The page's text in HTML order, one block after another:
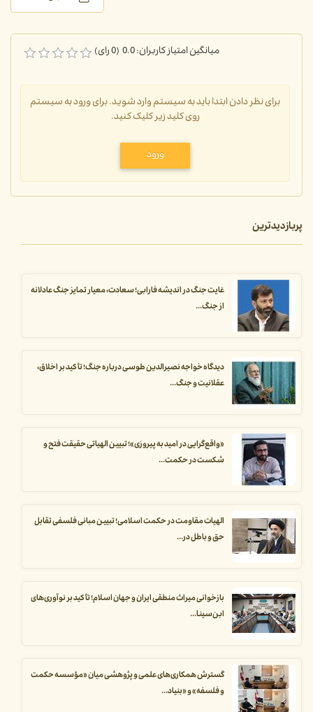
میانگین امتیاز کاربران: 0.0 (0 رای)
برای نظر دادن ابتدا باید به سیستم وارد شوید. برای ورود به سیستم
روی کلید زیر کلیک کنید.
ورود
پربازدیدترین
غایت جنگ در اندیشه فارابی؛ سعادت، معیار تمایز جنگ عادلانه
از جنگ...
دیدگاه خواجه نصیرالدین طوسی درباره جنگ؛ تأکید بر اخلاق،
عقلانیت و جنگ...
«واقع‌گرایی در امید به پیروزی»؛ تبیین الهیاتی حقیقت فتح و
شکست در حکمت...
الهیات مقاومت در حکمت اسلامی؛ تبیین مبانی فلسفی تقابل
حق و باطل در...
بازخوانی میراث منطقی ایران و جهان اسلام؛ تأکید بر نوآوری‌های
ابن‌سینا...
گسترش همکاری‌های علمی و پژوهشی میان «مؤسسه حکمت
و فلسفه» و «بنیاد...